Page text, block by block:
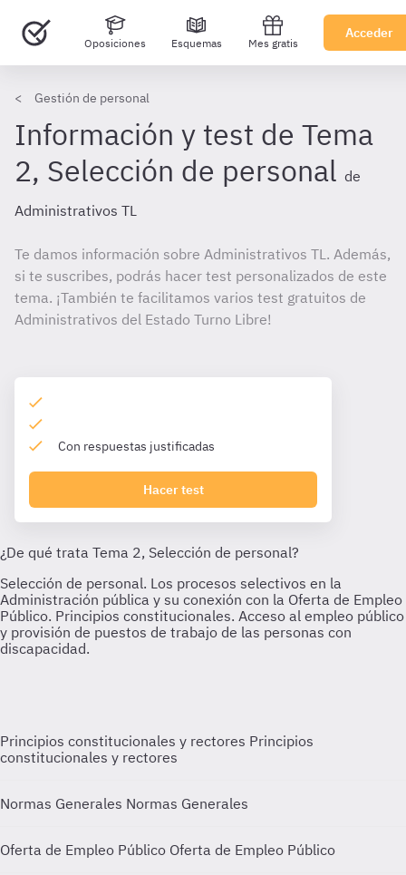
Oposiciones Esquemas Mes gratis
Acceder
Gestión de personal
Información y test de Tema
2, Selección de personal de
Administrativos TL
Te damos información sobre Administrativos TL. Además,
si te suscribes, podrás hacer test personalizados de este
tema. ¡También te facilitamos varios test gratuitos de
Administrativos del Estado Turno Libre!
Con respuestas justificadas
Hacer test
Principios constitucionales y rectores Principios
constitucionales y rectores
Normas Generales Normas Generales
Oferta de Empleo Público Oferta de Empleo Público